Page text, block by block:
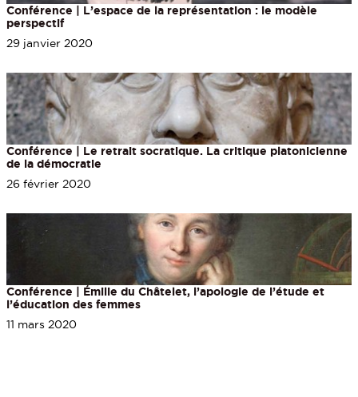
Conférence | L’espace de la représentation : le modèle
perspectif
29 janvier 2020
Conférence | Le retrait socratique. La critique platonicienne
de la démocratie
26 février 2020
Conférence | Émilie du Châtelet, l’apologie de l’étude et
l’éducation des femmes
11 mars 2020